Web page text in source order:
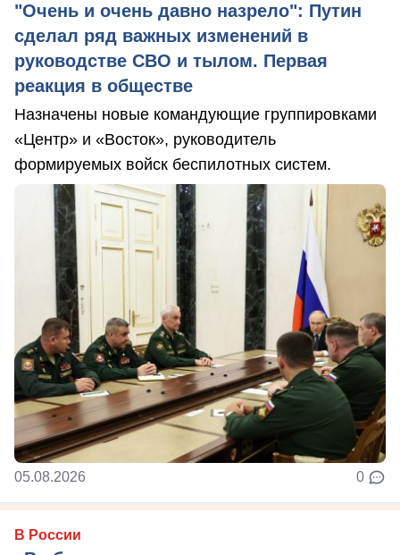
"Очень и очень давно назрело": Путин
сделал ряд важных изменений в
руководстве СВО и тылом. Первая
реакция в обществе
Назначены новые командующие группировками
«Центр» и «Восток», руководитель
формируемых войск беспилотных систем.
05.08.2026 0
В России